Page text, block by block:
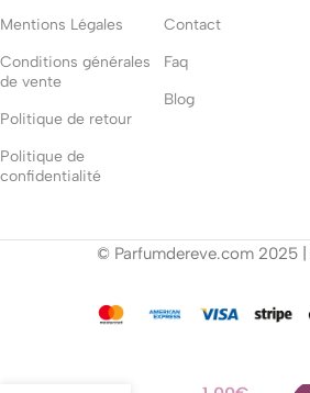
Mentions Légales
Conditions générales
de vente
Politique de retour
Politique de
confidentialité
Contact
Faq
Blog
© Parfumdereve.com 2025 |